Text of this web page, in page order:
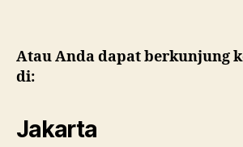
Atau Anda dapat berkunjung
di:
Jakarta